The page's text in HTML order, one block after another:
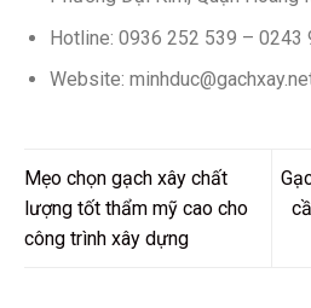
Hotline: 0936 252 539 – 0243
Website:
Mẹo chọn gạch xây chất
lượng tốt thẩm mỹ cao cho
công trình xây dựng